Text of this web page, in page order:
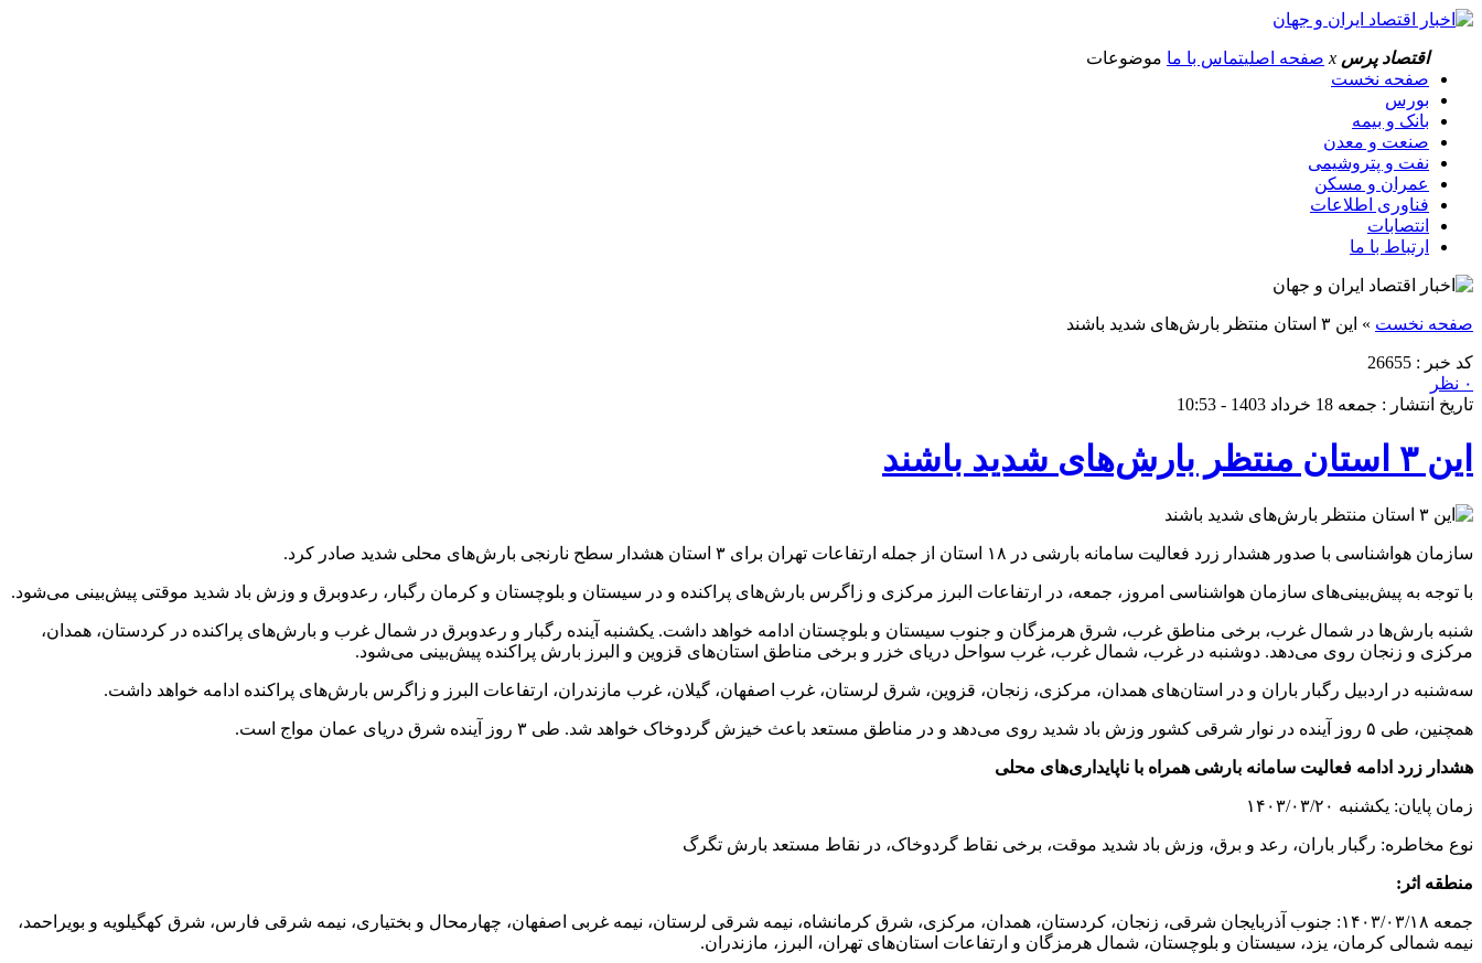
اقتصاد پرس x صفحه اصلیتماس با ما موضوعات
صفحه نخست
بورس
بانک و بیمه
صنعت و معدن
نفت و پتروشیمی
عمران و مسکن
فناوری اطلاعات
انتصابات
ارتباط با ما
صفحه نخست » این ۳ استان منتظر بارش‌های شدید باشند
کد خبر : 26655
۰ نظر
تاریخ انتشار : جمعه 18 خرداد 1403 - 10:53
این ۳ استان منتظر بارش‌های شدید باشند
سازمان هواشناسی با صدور هشدار زرد فعالیت سامانه بارشی در ۱۸ استان از جمله ارتفاعات تهران برای ۳ استان هشدار سطح نارنجی بارش‌های محلی شدید صادر کرد.
با توجه به پیش‌بینی‌های سازمان هواشناسی امروز، جمعه، در ارتفاعات البرز مرکزی و زاگرس بارش‌های پراکنده و در سیستان و بلوچستان و کرمان رگبار، رعدوبرق و وزش باد شدید موقتی پیش‌بینی می‌شود.
شنبه بارش‌ها در شمال غرب، برخی مناطق غرب، شرق هرمزگان و جنوب سیستان و بلوچستان ادامه خواهد داشت. یکشنبه آینده رگبار و رعدوبرق در شمال غرب و بارش‌های پراکنده در کردستان، همدان،
مرکزی و زنجان روی می‌دهد. دوشنبه در غرب، شمال غرب، غرب سواحل دریای خزر و برخی مناطق استان‌های قزوین و البرز بارش پراکنده پیش‌بینی می‌شود.
سه‌شنبه در اردبیل رگبار باران و در استان‌های همدان، مرکزی، زنجان، قزوین، شرق لرستان، غرب اصفهان، گیلان، غرب مازندران، ارتفاعات البرز و زاگرس بارش‌های پراکنده ادامه خواهد داشت.
همچنین، طی ۵ روز آینده در نوار شرقی کشور وزش باد شدید روی می‌دهد و در مناطق مستعد باعث خیزش گردوخاک خواهد شد. طی ۳ روز آینده شرق دریای عمان مواج است.
هشدار زرد ادامه فعالیت سامانه بارشی همراه با ناپایداری‌های محلی
زمان پایان: یکشنبه ۱۴۰۳/۰۳/۲۰
نوع مخاطره: رگبار باران، رعد و برق، وزش باد شدید موقت، برخی نقاط گردوخاک، در نقاط مستعد بارش تگرگ
منطقه اثر:
جمعه ۱۴۰۳/۰۳/۱۸: جنوب آذربایجان شرقی، زنجان، کردستان، همدان، مرکزی، شرق کرمانشاه، نیمه شرقی لرستان، نیمه غربی اصفهان، چهارمحال و بختیاری، نیمه شرقی فارس، شرق کهگیلویه و بویراحمد،
نیمه شمالی کرمان، یزد، سیستان و بلوچستان، شمال هرمزگان و ارتفاعات استان‌های تهران، البرز، مازندران.